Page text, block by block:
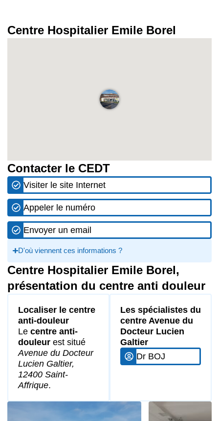
Centre Hospitalier Emile Borel,
présentation du centre anti douleur
Localiser le centre
anti-douleur
Le centre anti-
douleur est situé
Avenue du Docteur
Lucien Galtier,
12400 Saint-
Affrique.
Les spécialistes du
centre Avenue du
Docteur Lucien
Galtier
Dr BOJ
Centre Hospitalier Emile Borel
Contacter le CEDT
Visiter le site Internet
Appeler le numéro
Envoyer un email
D'où viennent ces informations ?